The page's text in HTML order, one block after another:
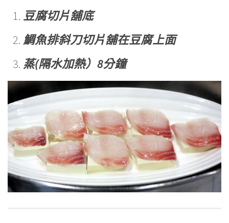
豆腐切片舖底
鯛魚排斜刀切片舖在豆腐上面
蒸(隔水加熱）8分鐘